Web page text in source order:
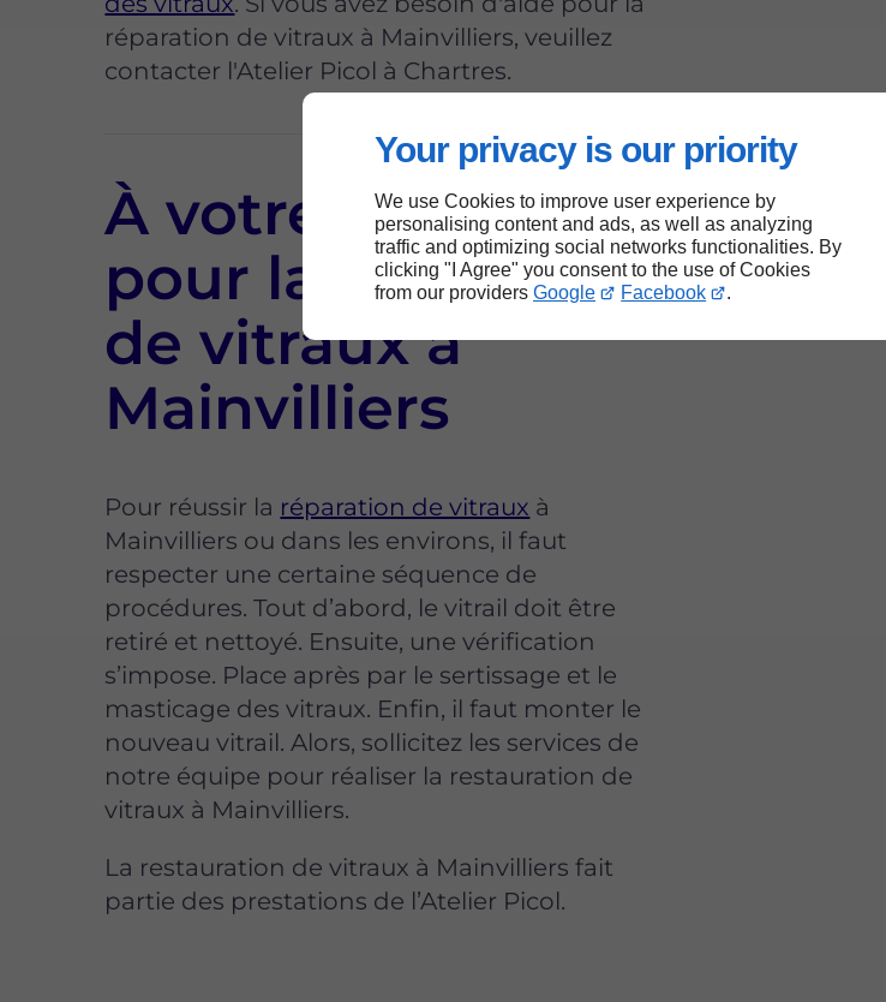
Your privacy is our priority
We use Cookies to improve user experience by
personalising content and ads, as well as analyzing
traffic and optimizing social networks functionalities. By
clicking "I Agree" you consent to the use of Cookies
from our providers Google Facebook .
réparation de vitraux à Mainvilliers, veuillez
contacter l'Atelier Picol à Chartres.
À votre service
pour la réparation
de vitraux à
Mainvilliers
Pour réussir la réparation de vitraux à
Mainvilliers ou dans les environs, il faut
respecter une certaine séquence de
procédures. Tout d’abord, le vitrail doit être
retiré et nettoyé. Ensuite, une vérification
s’impose. Place après par le sertissage et le
masticage des vitraux. Enfin, il faut monter le
nouveau vitrail. Alors, sollicitez les services de
notre équipe pour réaliser la restauration de
vitraux à Mainvilliers.
La restauration de vitraux à Mainvilliers fait
partie des prestations de l’Atelier Picol.